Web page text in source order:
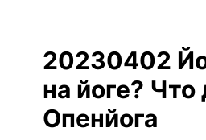
20230402
на йоге?
Опенйога